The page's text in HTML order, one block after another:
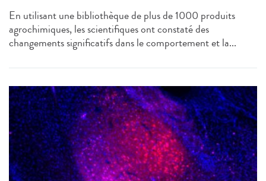
En utilisant une bibliothèque de plus de 1000 produits
agrochimiques, les scientifiques ont constaté des
changements significatifs dans le comportement et la...